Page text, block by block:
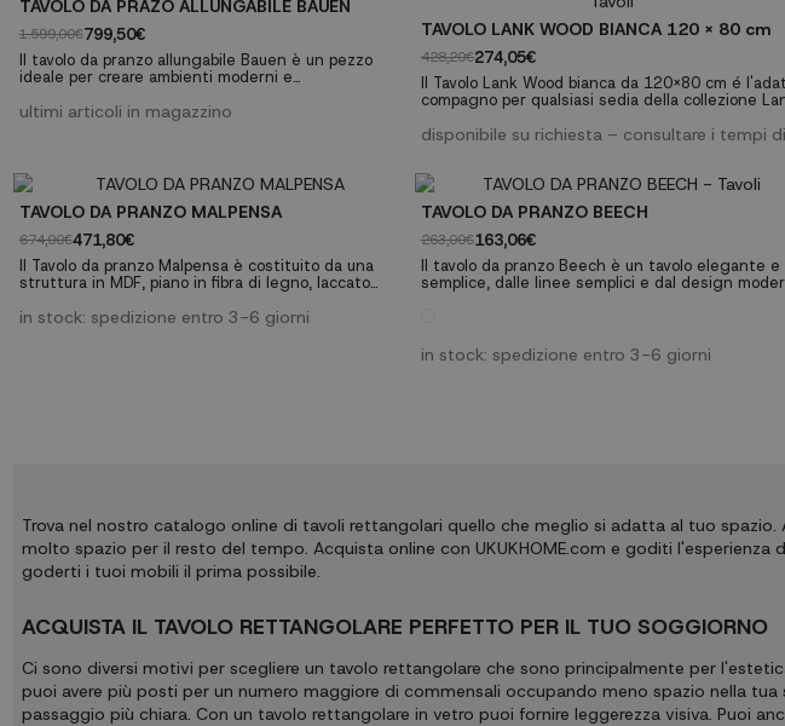
TAVOLO DA PRAZO ALLUNGABILE BAUEN
1.599,00€799,50€
Il tavolo da pranzo allungabile Bauen è un pezzo
ideale per creare ambienti moderni e
disegno sulla struttura, composta da 4 piedini in
metallo tornito che si sovrappongono in modo
a casa tua.
ultimi articoli in magazzino
TAVOLO LANK WOOD BIANCA 120 x 80 cm
428,20€274,05€
Il Tavolo Lank Wood bianca da 120x80 cm é
compagno per qualsiasi sedia della collezione
utilizzata in ristoranti e hotel in stanze di vari
disponibile su richiesta – consultare i tempi
TAVOLO DA PRANZO MALPENSA
674,00€471,80€
Il Tavolo da pranzo Malpensa è costituito da una
struttura in MDF, piano in fibra di legno, laccato
cristallo trasparente.
in stock: spedizione entro 3-6 giorni
TAVOLO DA PRANZO BEECH
263,00€163,06€
Il tavolo da pranzo Beech è un tavolo elegante e
semplice, dalle linee semplici e dal design
presentato, è un tavolo ideale per le decorazioni
nordiche, anche se ha un grande valore anche per
in stock: spedizione entro 3-6 giorni
Trova nel nostro catalogo online di tavoli rettangolari quello che meglio si adatta al tuo
molto spazio per il resto del tempo. Acquista online con UKUKHOME.com e goditi
goderti i tuoi mobili il prima possibile.
ACQUISTA IL TAVOLO RETTANGOLARE PERFETTO PER IL TUO SOGGIORNO
Ci sono diversi motivi per scegliere un tavolo rettangolare che sono principalmente per
puoi avere più posti per un numero maggiore di commensali occupando meno spazio nella
passaggio più chiara. Con un tavolo rettangolare in vetro puoi fornire leggerezza visiva. Puoi